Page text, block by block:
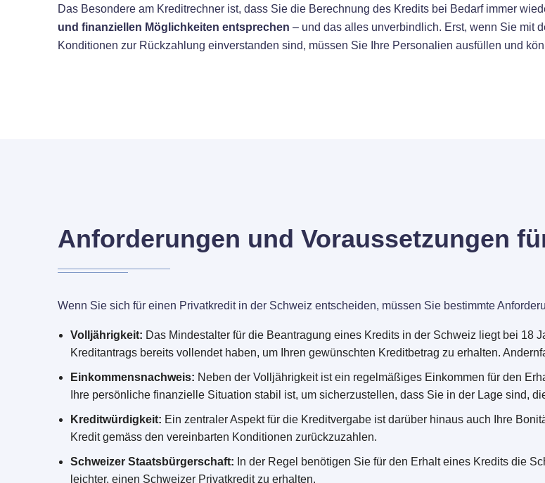
Das Besondere am Kreditrechner ist, dass Sie die Berechnung des Kredits bei Bedarf immer
und finanziellen Möglichkeiten entsprechen – und das alles unverbindlich. Erst, wenn Sie mit
Konditionen zur Rückzahlung einverstanden sind, müssen Sie Ihre Personalien ausfüllen und
Anforderungen und Voraussetzungen
Wenn Sie sich für einen Privatkredit in der Schweiz entscheiden, müssen Sie bestimmte
Volljährigkeit: Das Mindestalter für die Beantragung eines Kredits in der Schweiz liegt bei 18
Kreditantrags bereits vollendet haben, um Ihren gewünschten Kreditbetrag zu erhalten.
Einkommensnachweis: Neben der Volljährigkeit ist ein regelmäßiges Einkommen für den
Ihre persönliche finanzielle Situation stabil ist, um sicherzustellen, dass Sie in der Lage sind,
Kreditwürdigkeit: Ein zentraler Aspekt für die Kreditvergabe ist darüber hinaus auch Ihre
Kredit gemäss den vereinbarten Konditionen zurückzuzahlen.
Schweizer Staatsbürgerschaft: In der Regel benötigen Sie für den Erhalt eines Kredits die
leichter, einen Schweizer Privatkredit zu erhalten.